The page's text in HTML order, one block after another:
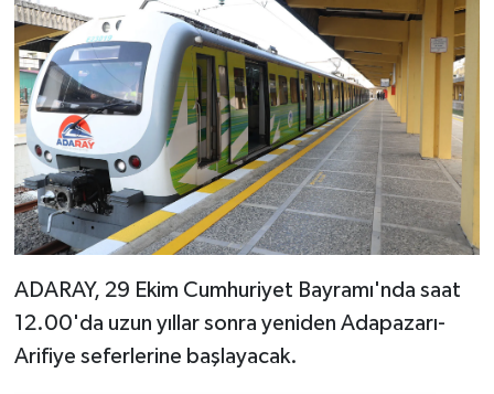
ADARAY, 29 Ekim Cumhuriyet Bayramı'nda saat
12.00'da uzun yıllar sonra yeniden Adapazarı-
Arifiye seferlerine başlayacak.